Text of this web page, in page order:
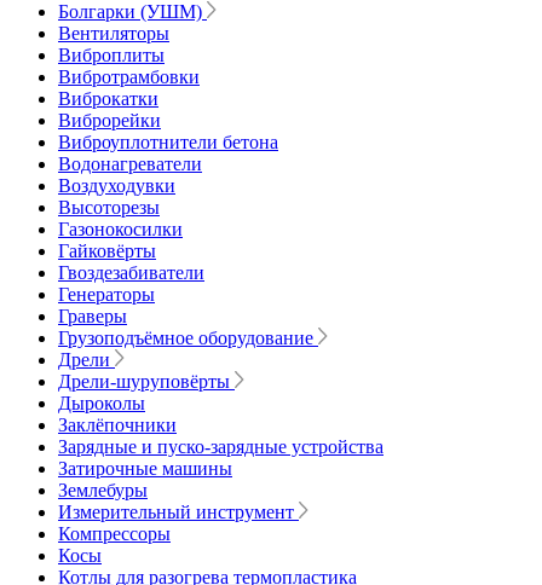
Болгарки (УШМ)
Вентиляторы
Виброплиты
Вибротрамбовки
Виброкатки
Виброрейки
Виброуплотнители бетона
Водонагреватели
Воздуходувки
Высоторезы
Газонокосилки
Гайковёрты
Гвоздезабиватели
Генераторы
Граверы
Грузоподъёмное оборудование
Дрели
Дрели-шуруповёрты
Дыроколы
Заклёпочники
Зарядные и пуско-зарядные устройства
Затирочные машины
Землебуры
Измерительный инструмент
Компрессоры
Косы
Котлы для разогрева термопластика